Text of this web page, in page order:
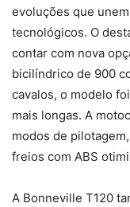
evoluções que
tecnológicos. O
contar com nova
bicilíndrico de 900
cavalos, o modelo
mais longas. A
modos de
freios com ABS
A Bonneville T120